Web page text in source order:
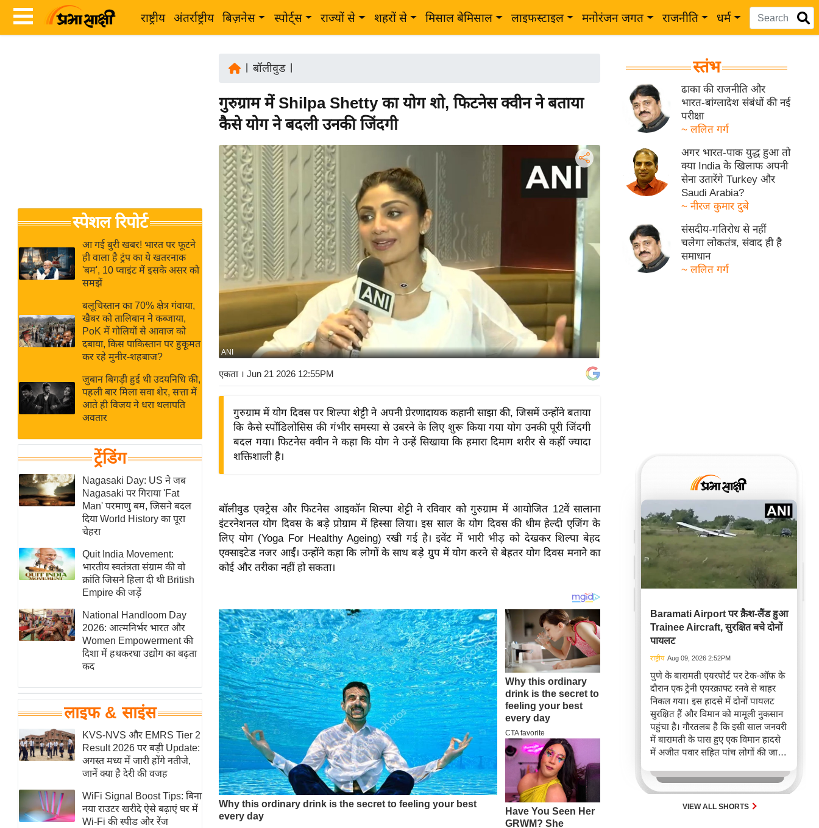
राष्ट्रीय अंतर्राष्ट्रीय बिज़नेस स्पोर्ट्स राज्यों से शहरों से मिसाल बेमिसाल लाइफस्टाइल मनोरंजन जगत राजनीति धर्म
Breaking
News in
Hindi
Hindi
Hindi
Videos
जगत
राय
बजट
क्रिकेट
IPL
2026
ई-पेपर
मिसाल बेमिसाल
शख्सियत
यंग इंडिया
साहित्य जगत
ऑटो वर्ल्ड
न्यूज ब्रीफ
मनोरंजन जगत
बॉलीवुड
हॉलीवुड
फिल्म समीक्षा
Breaking
News
लाइफस्टाइल
टेक्नॉलॉजी
ब्यूटी/फैशन
पर्यटन स्थल
फिटनेस मंत्रा
रिलेशनशिप
राजनीति
विश्लेषण
समसामयिक
मातृभूमि
स्पेशल रिपोर्ट
आ गई बुरी खबर! भारत पर फूटने
ही वाला है ट्रंप का ये खतरनाक
'बम', 10 प्वाइंट में इसके असर को
समझें
बलूचिस्तान का 70% क्षेत्र गंवाया,
खैबर को तालिबान ने कब्जाया,
PoK में गोलियों से आवाज को
दबाया, किस पाकिस्तान पर हुकूमत
कर रहे मुनीर-शहबाज?
जुबान बिगड़ी हुई थी उदयनिधि की,
पहली बार मिला सवा शेर, सत्ता में
आते ही विजय ने धरा थलापति
अवतार
ट्रेंडिंग
Nagasaki Day: US ने जब
Nagasaki पर गिराया 'Fat
Man' परमाणु बम, जिसने बदल
दिया World History का पूरा
चेहरा
Quit India Movement:
भारतीय स्वतंत्रता संग्राम की वो
क्रांति जिसने हिला दी थी British
Empire की जड़ें
National Handloom Day
2026: आत्मनिर्भर भारत और
Women Empowerment की
दिशा में हथकरघा उद्योग का बढ़ता
कद
लाइफ & साइंस
KVS-NVS और EMRS Tier 2
Result 2026 पर बड़ी Update:
अगस्त मध्य में जारी होंगे नतीजे,
जानें क्या है देरी की वजह
WiFi Signal Boost Tips: बिना
नया राउटर खरीदे ऐसे बढ़ाएं घर में
Wi-Fi की स्पीड और रेंज
बॉलीवुड|
गुरुग्राम में Shilpa Shetty का योग शो, फिटनेस क्वीन ने बताया
कैसे योग ने बदली उनकी जिंदगी
ANI
एकता । Jun 21 2026 12:55PM
गुरुग्राम में योग दिवस पर शिल्पा शेट्टी ने अपनी प्रेरणादायक कहानी साझा की, जिसमें उन्होंने बताया
कि कैसे स्पोंडिलोसिस की गंभीर समस्या से उबरने के लिए शुरू किया गया योग उनकी पूरी जिंदगी
बदल गया। फिटनेस क्वीन ने कहा कि योग ने उन्हें सिखाया कि हमारा दिमाग शरीर से कहीं ज्यादा
शक्तिशाली है।
बॉलीवुड एक्ट्रेस और फिटनेस आइकॉन शिल्पा शेट्टी ने रविवार को गुरुग्राम में आयोजित 12वें सालाना
इंटरनेशनल योग दिवस के बड़े प्रोग्राम में हिस्सा लिया। इस साल के योग दिवस की थीम हेल्दी एजिंग के
लिए योग (Yoga For Healthy Ageing) रखी गई है। इवेंट में भारी भीड़ को देखकर शिल्पा बेहद
एक्साइटेड नजर आईं। उन्होंने कहा कि लोगों के साथ बड़े ग्रुप में योग करने से बेहतर योग दिवस मनाने का
कोई और तरीका नहीं हो सकता।
स्तंभ
ढाका की राजनीति और
भारत-बांग्लादेश संबंधों की नई
परीक्षा
~ ललित गर्ग
अगर भारत-पाक युद्ध हुआ तो
क्या India के खिलाफ अपनी
सेना उतारेंगे Turkey और
Saudi Arabia?
~ नीरज कुमार दुबे
संसदीय-गतिरोध से नहीं
चलेगा लोकतंत्र, संवाद ही है
समाधान
~ ललित गर्ग
Baramati Airport पर क्रैश-लैंड हुआ
Trainee Aircraft, सुरक्षित बचे दोनों
पायलट
राष्ट्रीय Aug 09, 2026 2:52PM
पुणे के बारामती एयरपोर्ट पर टेक-ऑफ के
दौरान एक ट्रेनी एयरक्राफ्ट रनवे से बाहर
निकल गया। इस हादसे में दोनों पायलट
सुरक्षित हैं और विमान को मामूली नुकसान
पहुंचा है। गौरतलब है कि इसी साल जनवरी
में बारामती के पास हुए एक विमान हादसे
में अजीत पवार सहित पांच लोगों की जान
VIEW ALL SHORTS